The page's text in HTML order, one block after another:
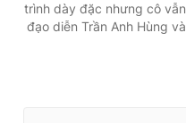
trình dày đặc nhưng cô
đạo diễn Trần Anh Hùng